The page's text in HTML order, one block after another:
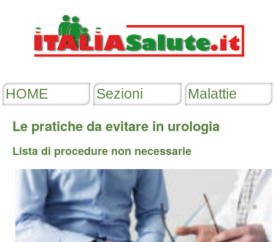
Le pratiche da evitare in urologia
Lista di procedure non necessarie